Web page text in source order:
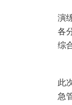
演
各
综
此
急